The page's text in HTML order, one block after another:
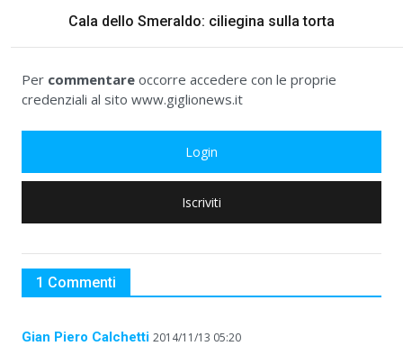
Cala dello Smeraldo: ciliegina sulla torta
Per commentare occorre accedere con le proprie
credenziali al sito www.giglionews.it
Login
Iscriviti
1 Commenti
Gian Piero Calchetti 2014/11/13 05:20